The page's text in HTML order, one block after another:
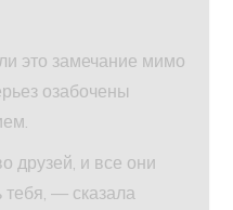
это замечание мимо
озабочены
друзей, и все они
тебя, — сказала